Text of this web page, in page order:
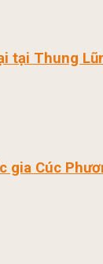
tại Thung
gia Cúc